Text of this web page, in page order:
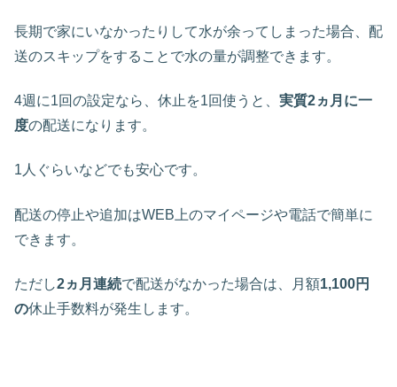
長期で家にいなかったりして水が余ってしまった場合、配
送のスキップをすることで水の量が調整できます。
4週に1回の設定なら、休止を1回使うと、 実質2ヵ月に一
度の配送になります。
1人ぐらいなどでも安心です。
配送の停止や追加はWEB上のマイページや電話で簡単に
できます。
ただし2ヵ月連続で配送がなかった場合は、月額1,100円
の休止手数料が発生します。